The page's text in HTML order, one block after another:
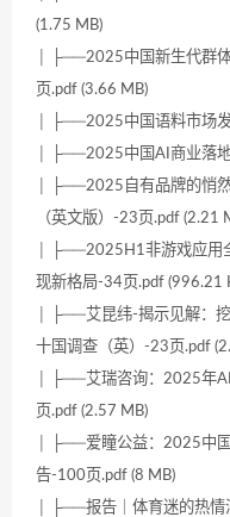
(1.75 MB)
│ ├──2025中国新生代群
页.pdf (3.66 MB)
│ ├──2025中国语料市场
│ ├──2025中国AI商业落
│ ├──2025自有品牌的悄
（英文版）-23页.pdf (2.21
│ ├──2025H1非游戏应用
现新格局-34页.pdf (996.21
│ ├──艾昆纬-揭示见解：
十国调查（英）-23页.pdf
│ ├──艾瑞咨询：2025年
页.pdf (2.57 MB)
│ ├──爱瞳公益：2025中
告-100页.pdf (8 MB)
│ ├──报告｜体育迷的热